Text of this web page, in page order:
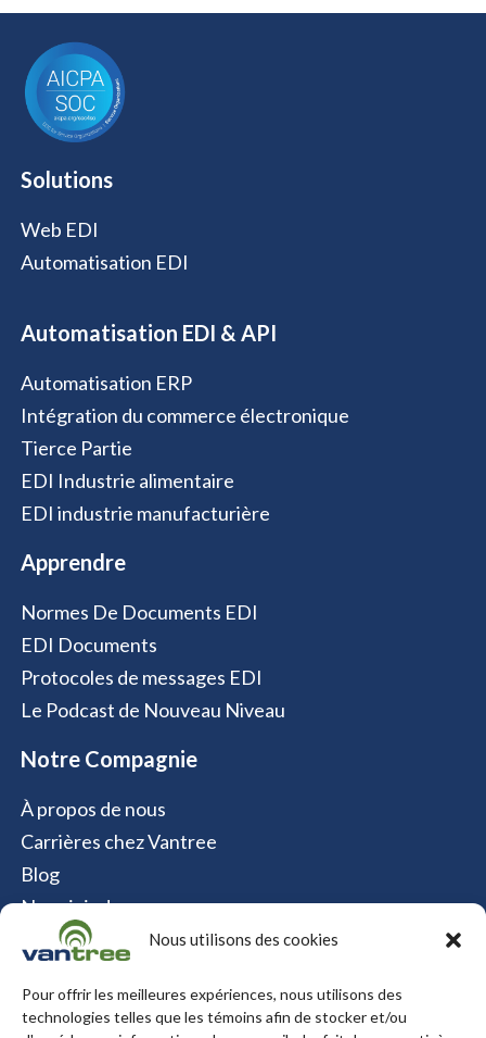
Nous utilisons des cookies
Pour offrir les meilleures expériences, nous utilisons des
technologies telles que les témoins afin de stocker et/ou
Solutions
Web EDI
Automatisation EDI
Automatisation EDI & API
Automatisation ERP
Intégration du commerce électronique
Tierce Partie
EDI Industrie alimentaire
EDI industrie manufacturière
Apprendre
Normes De Documents EDI
EDI Documents
Protocoles de messages EDI
Le Podcast de Nouveau Niveau
Notre Compagnie
À propos de nous
Carrières chez Vantree
Blog
Nous joindre
Politique relative aux cookies
Contact